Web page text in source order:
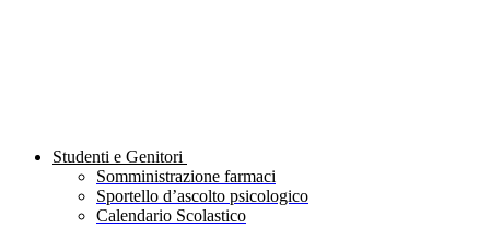
Studenti e Genitori
Somministrazione farmaci
Sportello d’ascolto psicologico
Calendario Scolastico